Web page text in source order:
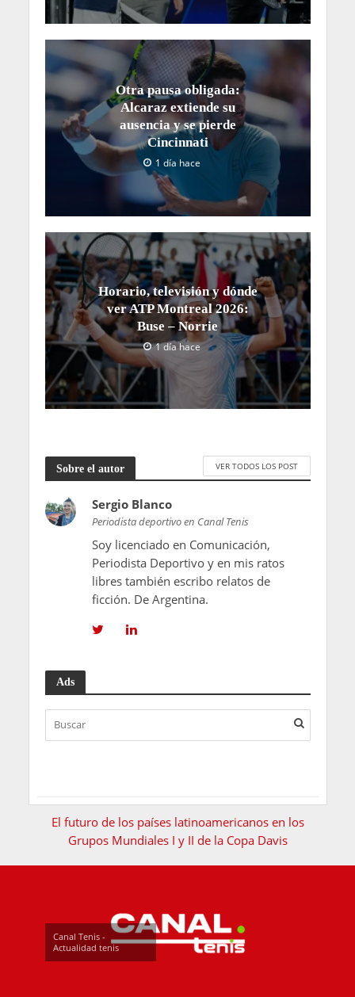
Otra pausa obligada:
Alcaraz extiende su
ausencia y se pierde
Cincinnati
1 día hace
Horario, televisión y dónde
ver ATP Montreal 2026:
Buse – Norrie
1 día hace
Sobre el autor VER TODOS LOS POST
Sergio Blanco
Periodista deportivo en Canal Tenis
Soy licenciado en Comunicación,
Periodista Deportivo y en mis ratos
libres también escribo relatos de
ficción. De Argentina.
Ads
El futuro de los países latinoamericanos en los
Grupos Mundiales I y II de la Copa Davis
Canal Tenis -
Actualidad tenis